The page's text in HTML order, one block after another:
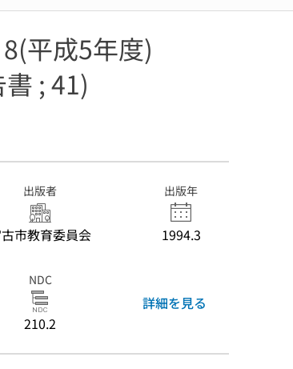
平成5年度)
; 41)
出版者
市教育委員会
出版年
1994.3
NDC
210.2
詳細を見る